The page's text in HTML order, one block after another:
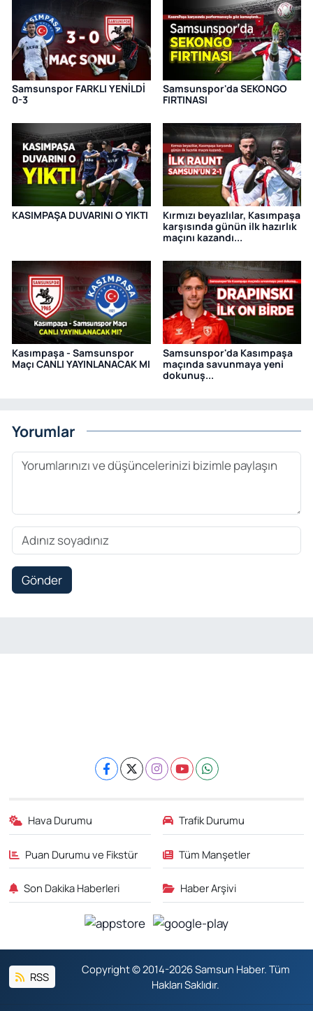
Samsunspor FARKLI YENİLDİ
0-3
Samsunspor'da SEKONGO
FIRTINASI
KASIMPAŞA DUVARINI O YIKTI
Kırmızı beyazlılar, Kasımpaşa
karşısında günün ilk hazırlık
maçını kazandı...
Kasımpaşa - Samsunspor
Maçı CANLI YAYINLANACAK MI
Samsunspor'da Kasımpaşa
maçında savunmaya yeni
dokunuş...
Yorumlar
Gönder
Hava Durumu Trafik Durumu
Puan Durumu ve Fikstür Tüm Manşetler
Son Dakika Haberleri Haber Arşivi
RSS
Copyright © 2014-2026 Samsun Haber. Tüm
Hakları Saklıdır.